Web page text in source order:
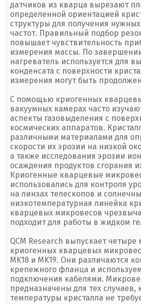
датчиков из кварца вырезают
определенной ориентацией
структуры для получения
частот. Правильный подбор
повышает чувствительность
измерения массы. По
нагреватель используется для
конденсата с поверхности
измерения могут быть
С помощью криогенных
вакуумных камерах часто
аспекты газовыделения с
космических аппаратов.
различными материалами для
скорости их эрозии на низкой
а также исследования эрозии
осаждения продуктов сгорания
Криогенные кварцевые
использовались для контроля
на линзах телескопов и
низкотемпературная линейка
кварцевых микровесов
подходит для работы в жидком
QCM Research выпускает четыре
криогенных кварцевых
MK18 и MK19. Они различаются
крепежного фланца и
подключения кабелями.
предназначены для тех случаев,
температуры кристалла не